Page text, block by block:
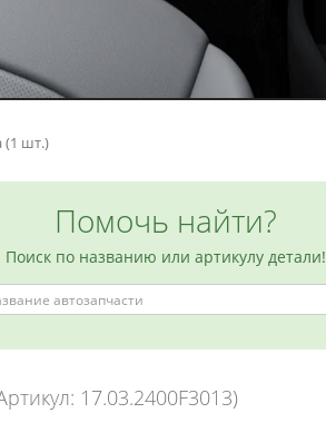
(1 шт.)
Помочь найти?
Поиск по названию или артикулу детали!
17.03.2400F3013)